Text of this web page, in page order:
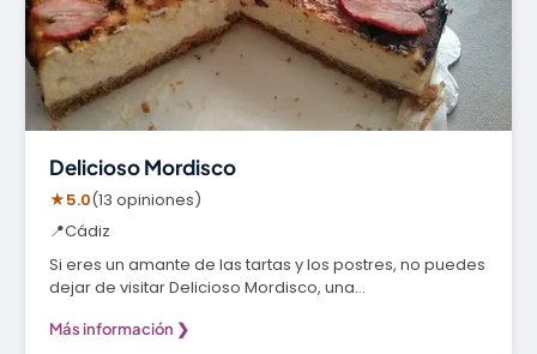
Delicioso Mordisco
★5.0(13 opiniones)
📍Cádiz
Si eres un amante de las tartas y los postres, no puedes
dejar de visitar Delicioso Mordisco, una…
Más información ❯